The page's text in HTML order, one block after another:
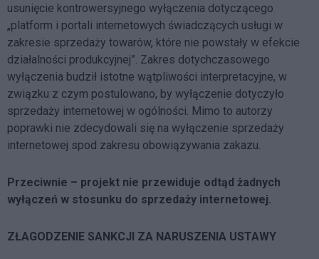
usunięcie kontrowersyjnego wyłączenia dotyczącego
„platform i portali internetowych świadczących usługi w
zakresie sprzedaży towarów, które nie powstały w efekcie
działalności produkcyjnej”. Zakres dotychczasowego
wyłączenia budził istotne wątpliwości interpretacyjne, w
związku z czym postulowano, by wyłączenie dotyczyło
sprzedaży internetowej w ogólności. Mimo to autorzy
poprawki nie zdecydowali się na wyłączenie sprzedaży
internetowej spod zakresu obowiązywania zakazu.
Przeciwnie – projekt nie przewiduje odtąd żadnych
wyłączeń w stosunku do sprzedaży internetowej.
ZŁAGODZENIE SANKCJI ZA NARUSZENIA USTAWY